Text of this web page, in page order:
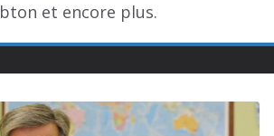
et encore plus.